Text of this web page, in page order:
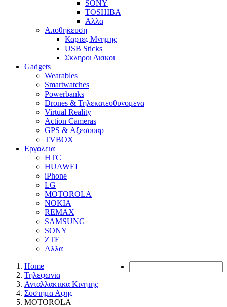
SONY
TOSHIBA
Αλλα
Αποθηκευση
Καρτες Μνημης
USB Sticks
Σκληροι Δισκοι
Gadgets
Wearables
Smartwatches
Powerbanks
Drones & Τηλεκατευθυνομενα
Virtual Reality
Action Cameras
GPS & Αξεσουαρ
TVBOX
Εργαλεια
HTC
HUAWEI
iPhone
LG
MOTOROLA
NOKIA
REMAX
SAMSUNG
SONY
ZTE
Αλλα
Home
Τηλεφωνια
Ανταλλακτικα Κινητης
Συστημα Αφης
MOTOROLA